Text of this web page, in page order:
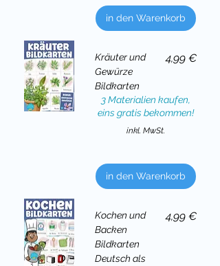
in den Warenkorb
Kräuter und
Gewürze
Bildkarten
Preis
4,99 €
3 Materialien kaufen,
eins gratis bekommen!
inkl. MwSt.
in den Warenkorb
Kochen und
Backen
Bildkarten
Deutsch als
Preis
4,99 €